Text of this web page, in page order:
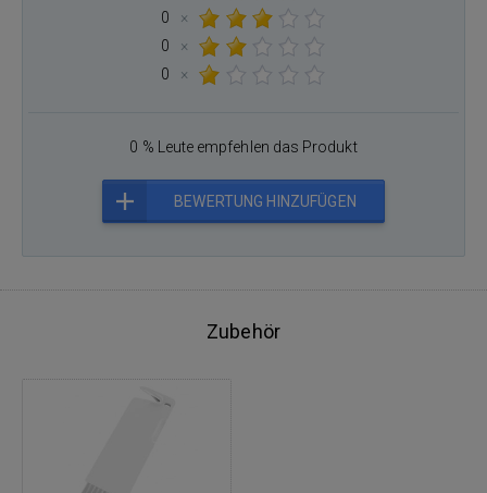
0
×
0
×
0
×
0 % Leute empfehlen das Produkt
BEWERTUNG HINZUFÜGEN
Zubehör